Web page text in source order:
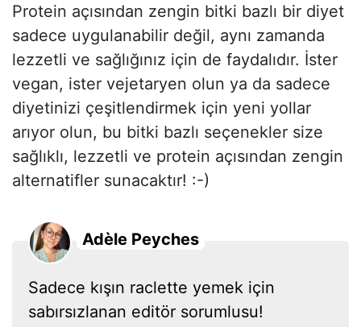
Protein açısından zengin bitki bazlı bir diyet
sadece uygulanabilir değil, aynı zamanda
lezzetli ve sağlığınız için de faydalıdır. İster
vegan, ister vejetaryen olun ya da sadece
diyetinizi çeşitlendirmek için yeni yollar
arıyor olun, bu bitki bazlı seçenekler size
sağlıklı, lezzetli ve protein açısından zengin
alternatifler sunacaktır! :-)
Adèle Peyches
Sadece kışın raclette yemek için
sabırsızlanan editör sorumlusu!